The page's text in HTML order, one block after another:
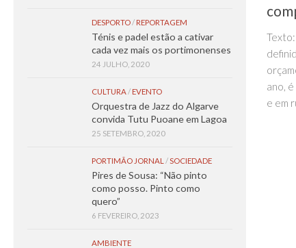
ano,
e em
DESPORTO/ REPORTAGEM
Ténis e padel estão a cativar
cada vez mais os portimonenses
24 JULHO, 2020
CULTURA/ EVENTO
Orquestra de Jazz do Algarve
convida Tutu Puoane em Lagoa
25 SETEMBRO, 2020
PORTIMÃO JORNAL /SOCIEDADE
Pires de Sousa: “Não pinto
como posso. Pinto como
quero”
6 FEVEREIRO, 2023
AMBIENTE